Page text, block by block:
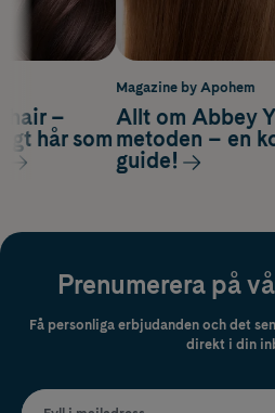
hair –
hår som
Magazine by Apohem
Allt om Abbey
metoden – en
guide!
Prenumerera på
Få personliga erbjudanden och det
direkt i din